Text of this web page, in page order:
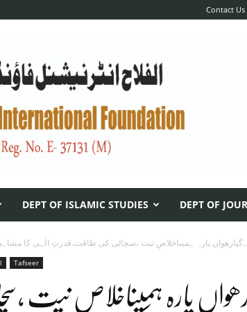
Contact Us
DEPT OF ISLAMIC STUDIES DEPT OF
الٰہی کا مشاہدہ اور توبہ...
Tafseer
پارہ ہمیںاخلاصِ نیت